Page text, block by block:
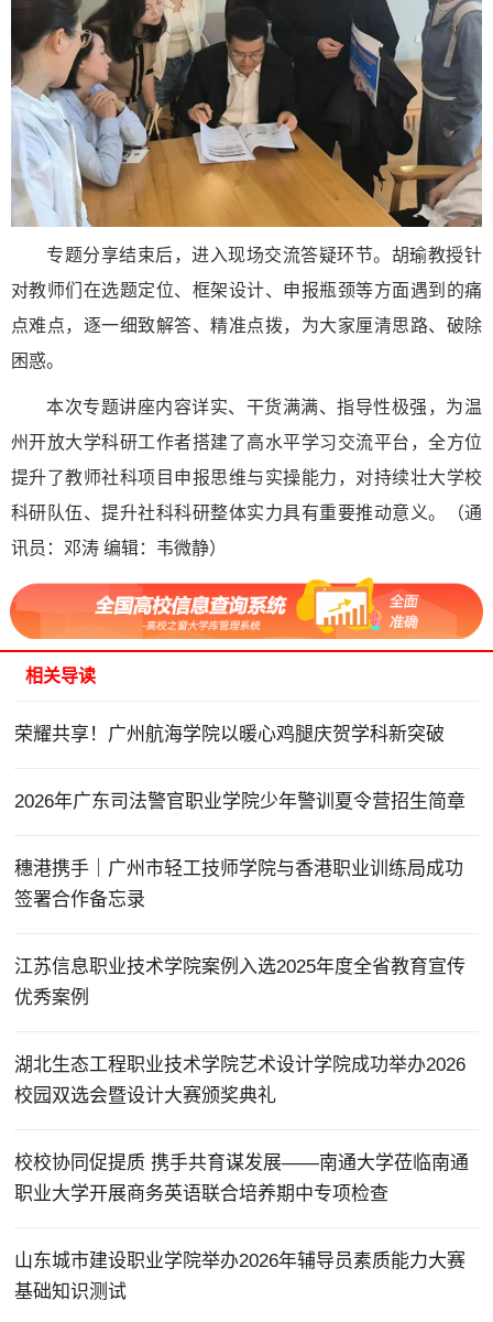
专题分享结束后，进入现场交流答疑环节。胡瑜教授针
对教师们在选题定位、框架设计、申报瓶颈等方面遇到的痛
点难点，逐一细致解答、精准点拨，为大家厘清思路、破除
困惑。
本次专题讲座内容详实、干货满满、指导性极强，为温
州开放大学科研工作者搭建了高水平学习交流平台，全方位
提升了教师社科项目申报思维与实操能力，对持续壮大学校
科研队伍、提升社科科研整体实力具有重要推动意义。（通
讯员：邓涛 编辑：韦微静）
相关导读
荣耀共享！广州航海学院以暖心鸡腿庆贺学科新突破
2026年广东司法警官职业学院少年警训夏令营招生简章
穗港携手｜广州市轻工技师学院与香港职业训练局成功
签署合作备忘录
江苏信息职业技术学院案例入选2025年度全省教育宣传
优秀案例
湖北生态工程职业技术学院艺术设计学院成功举办2026
校园双选会暨设计大赛颁奖典礼
校校协同促提质 携手共育谋发展——南通大学莅临南通
职业大学开展商务英语联合培养期中专项检查
山东城市建设职业学院举办2026年辅导员素质能力大赛
基础知识测试